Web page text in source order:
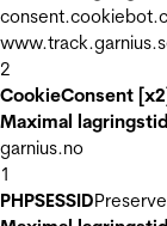
2
CookieConsent
Maximal lagringstid
garnius.no
1
PHPSESSID